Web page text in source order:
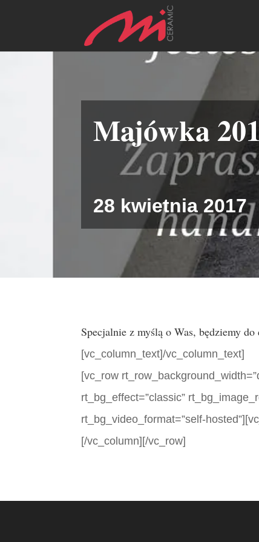
Majówka
28 kwietnia 2017
Specjalnie z myślą o Was, będziemy
[vc_column_text]/vc_column_text]
[vc_row
rt_bg_effect=”classic”
rt_bg_video_format=”self-
[/vc_column][/vc_row]